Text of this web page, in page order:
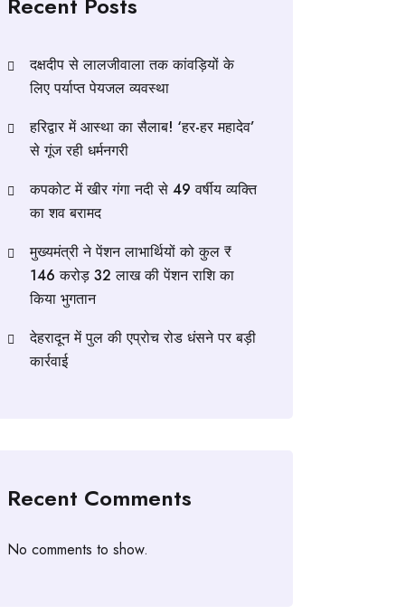
दक्षदीप से लालजीवाला तक कांवड़ियों के
लिए पर्याप्त पेयजल व्यवस्था
हरिद्वार में आस्था का सैलाब! ‘हर-हर महादेव’
से गूंज रही धर्मनगरी
कपकोट में खीर गंगा नदी से 49 वर्षीय व्यक्ति
का शव बरामद
मुख्यमंत्री ने पेंशन लाभार्थियों को कुल ₹
146 करोड़ 32 लाख की पेंशन राशि का
किया भुगतान
देहरादून में पुल की एप्रोच रोड धंसने पर बड़ी
कार्रवाई
Recent Comments
No comments to show.